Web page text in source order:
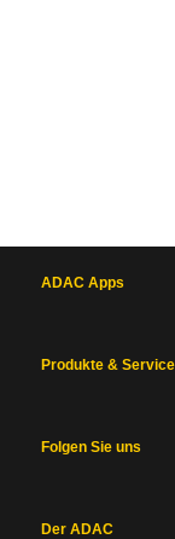
ADAC Apps
Produkte &
Folgen Sie uns
Der ADAC